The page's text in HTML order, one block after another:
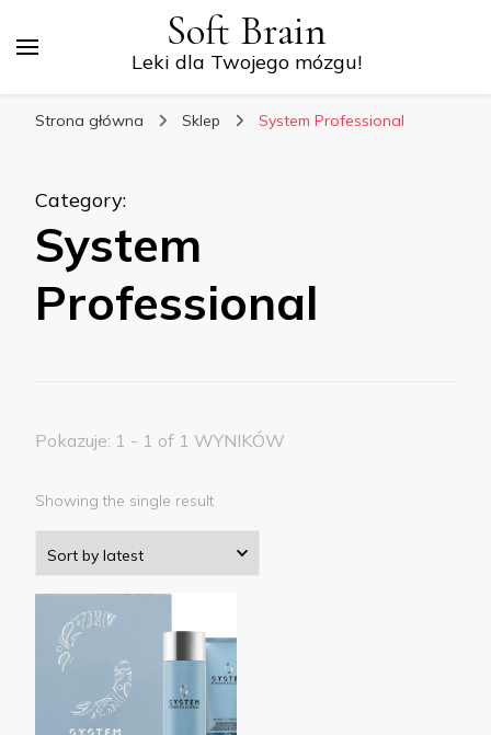
Soft Brain
Leki dla Twojego mózgu!
Strona główna Sklep System Professional
Category:
System
Professional
Pokazuje: 1 - 1 of 1 WYNIKÓW
Showing the single result